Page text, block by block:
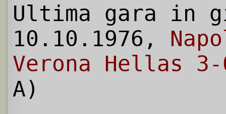
Ultima gara in
10.10.1976,
Verona Hellas 3-
A)